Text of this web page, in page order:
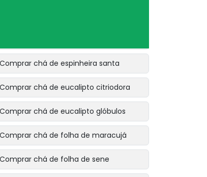
Comprar chá de espinheira santa
Comprar chá de eucalipto citriodora
Comprar chá de eucalipto glóbulos
Comprar chá de folha de maracujá
Comprar chá de folha de sene